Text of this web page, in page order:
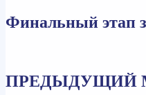
Финальный этап
ПРЕДЫДУЩИЙ